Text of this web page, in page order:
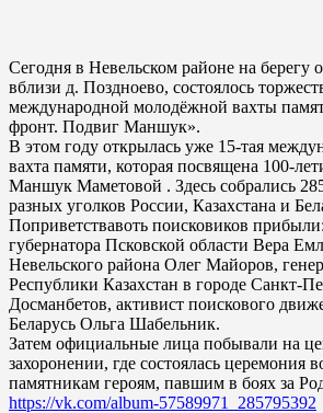
Сегодня в Невельском районе на берегу
вблизи д. Поздноево, состоялось
международной молодёжной вахты
фронт. Подвиг Маншук».
В этом году открылась уже 15-тая
вахта памяти, которая посвящена 100-
Маншук Маметовой . Здесь собрались
разных уголков России, Казахстана и
Поприветствавоть поисковиков
губернатора Псковской области Вера
Невельского района Олег Майоров,
Республики Казахстан в городе Санкт-
Досманбетов, активист поискового
Беларусь Ольга Шабельник.
Затем официальные лица побывали на
захоронении, где состоялась церемония
памятникам героям, павшим в боях за
https://vk.com/album-57589971_285795392